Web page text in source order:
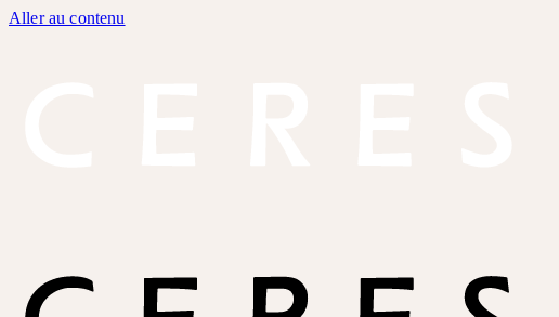
Aller au contenu